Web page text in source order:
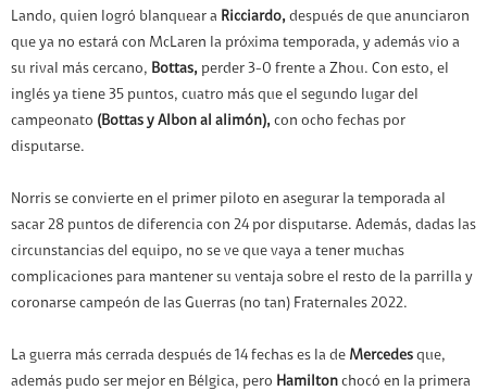
Lando, quien logró blanquear a Ricciardo, después de que anunciaron
que ya no estará con McLaren la próxima temporada, y además vio a
su rival más cercano, Bottas, perder 3-0 frente a Zhou. Con esto, el
inglés ya tiene 35 puntos, cuatro más que el segundo lugar del
campeonato (Bottas y Albon al alimón), con ocho fechas por
disputarse.
Norris se convierte en el primer piloto en asegurar la temporada al
sacar 28 puntos de diferencia con 24 por disputarse. Además, dadas las
circunstancias del equipo, no se ve que vaya a tener muchas
complicaciones para mantener su ventaja sobre el resto de la parrilla y
coronarse campeón de las Guerras (no tan) Fraternales 2022.
La guerra más cerrada después de 14 fechas es la de Mercedes que,
además pudo ser mejor en Bélgica, pero Hamilton chocó en la primera